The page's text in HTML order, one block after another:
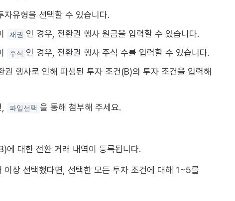
유형을 선택할 수 있습니다.
채권 인 경우, 전환권 행사 원금을 입력할 수 있습니다.
주식 인 경우, 전환권 행사 주식 수를 입력할 수 있습니다.
권 행사로 인해 파생된 투자 조건(B)의 투자 조건을 입력해
파일선택 을 통해 첨부해 주세요.
에 대한 전환 거래 내역이 등록됩니다.
이상 선택했다면, 선택한 모든 투자 조건에 대해 1~5를